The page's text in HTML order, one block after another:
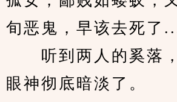
旬恶鬼，早该去死了
听到两人的奚落，
眼神彻底暗淡了。